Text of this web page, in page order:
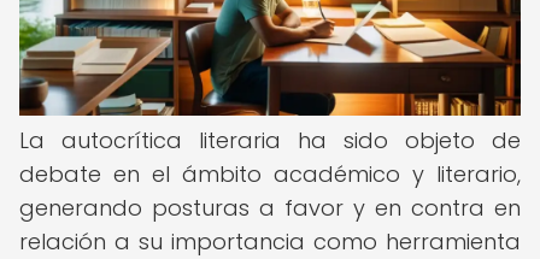
La autocrítica literaria ha sido objeto de
debate en el ámbito académico y literario,
generando posturas a favor y en contra en
relación a su importancia como herramienta